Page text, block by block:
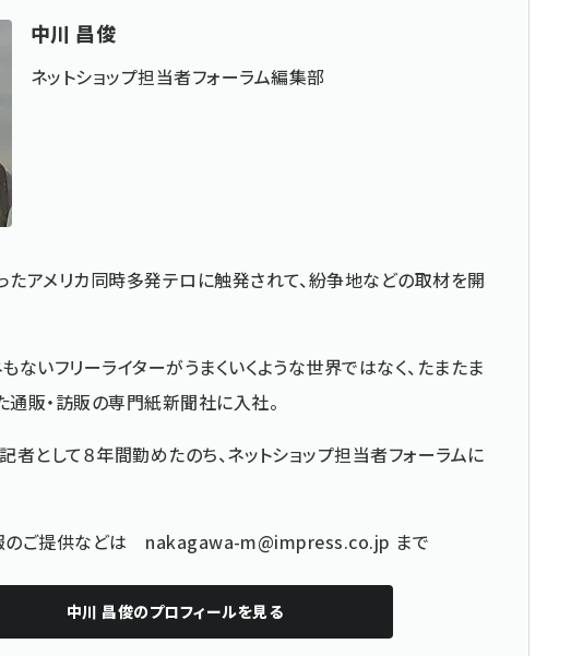
中川 昌俊
ネットショップ担当者フォーラム編集部
たアメリカ同時多発テロに触発されて、紛争地などの取材を開
ないフリーライターがうまくいくような世界ではなく、たまたま
販・訪販の専門紙新聞社に入社。
者として８年間勤めたのち、ネットショップ担当者フォーラムに
のご提供などは nakagawa-m@impress.co.jp まで
中川 昌俊のプロフィールを見る